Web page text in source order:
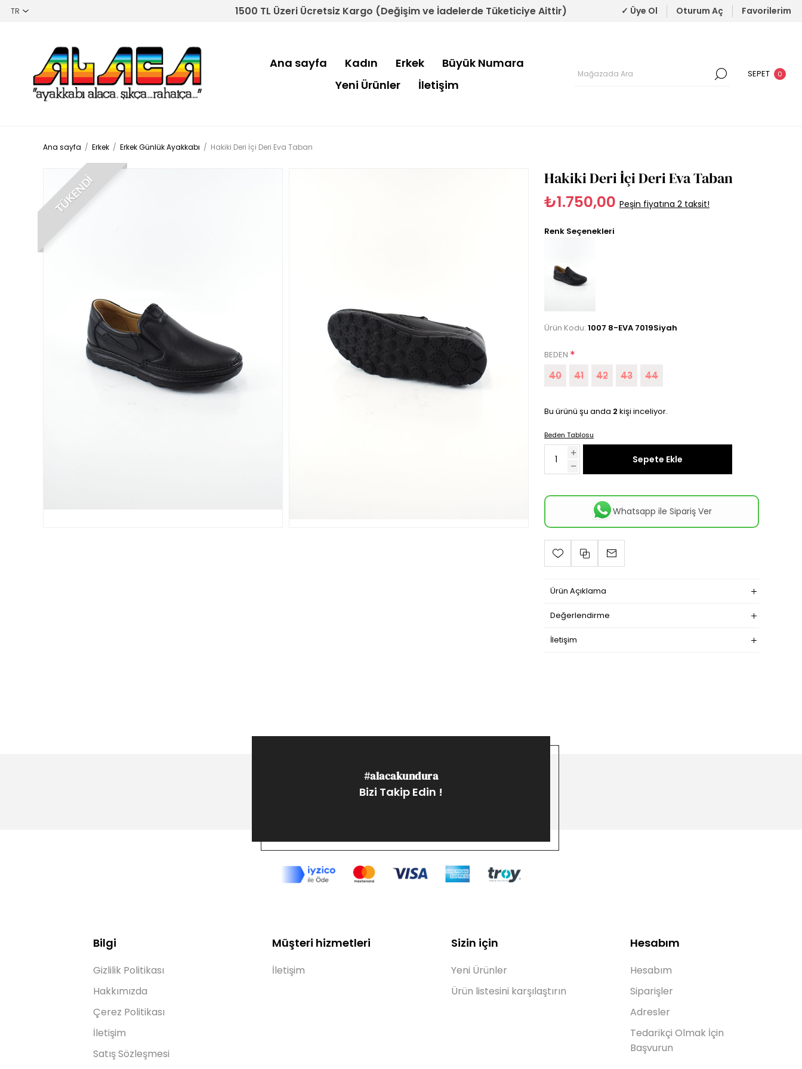
1500 TL Üzeri Ücretsiz Kargo (Değişim ve İadelerde Tüketiciye Aittir) ✓ Üye Ol Oturum Aç Favorilerim
Ana sayfa Kadın Erkek
Büyük Numara
Yeni Ürünler
İletişim
SEPET 0
Ana sayfa / Erkek / Erkek Günlük Ayakkabı / Hakiki Deri İçi Deri Eva Taban
TÜKENDİ Hakiki Deri İçi Deri Eva Taban
₺1.750,00 Peşin fiyatına 2 taksit!
Renk Seçenekleri
Ürün Kodu: 1007 8-EVA 7019Siyah
BEDEN *
40 41 42 43 44
Bu ürünü şu anda 2 kişi inceliyor.
Beden Tablosu
Sepete Ekle
Whatsapp ile Sipariş Ver
Ürün Açıklama
Değerlendirme
İletişim
#alacakundura
Bizi Takip Edin !
Bilgi
Gizlilik Politikası
Hakkımızda
Çerez Politikası
İletişim
Satış Sözleşmesi
Müşteri hizmetleri
İletişim
Sizin için
Yeni Ürünler
Ürün listesini karşılaştırın
Hesabım
Hesabım
Siparişler
Adresler
Tedarikçi Olmak İçin
Başvurun